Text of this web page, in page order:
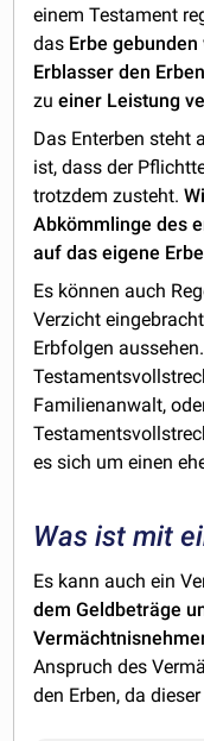
einem Testament
das Erbe
Erblasser den
zu einer Leistung
Das Enterben steht
ist, dass der
trotzdem zusteht.
Abkömmlinge des
auf das eigene
Es können auch
Verzicht
Erbfolgen
Familienanwalt,
es sich um einen
Was ist mit
Es kann auch ein
dem Geldbeträge
Anspruch des
den Erben, da